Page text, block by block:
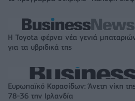
Η Toyota φέρνει νέα γενιά
για τα υβριδικά της
Ευρωπαϊκό Κορασίδων: Άνετη νίκη
78-36 την Ιρλανδία